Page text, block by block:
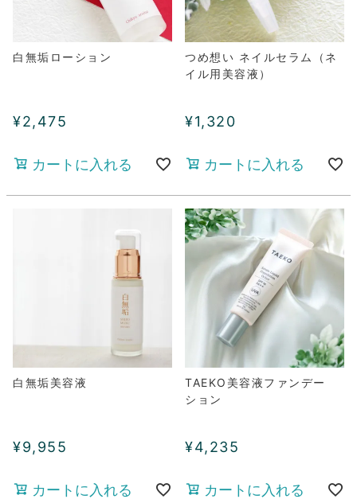
白無垢ローション
¥2,475
カートに入れる
つめ想い ネイルセラム（ネ
イル用美容液）
¥1,320
カートに入れる
白無垢美容液
¥9,955
カートに入れる
TAEKO美容液ファンデー
ション
¥4,235
カートに入れる